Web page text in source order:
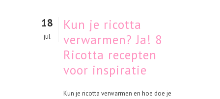
18
jul
Kun je ricotta
verwarmen? Ja! 8
Ricotta recepten
voor inspiratie
Kun je ricotta verwarmen en hoe doe je